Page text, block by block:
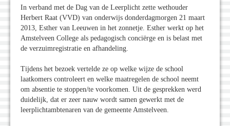
In verband met de Dag van de Leerplicht zette wethouder
Herbert Raat (VVD) van onderwijs donderdagmorgen 21 maart
2013, Esther van Leeuwen in het zonnetje. Esther werkt op het
Amstelveen College als pedagogisch conciërge en is belast met
de verzuimregistratie en afhandeling.
Tijdens het bezoek vertelde ze op welke wijze de school
laatkomers controleert en welke maatregelen de school neemt
om absentie te stoppen/te voorkomen. Uit de gesprekken werd
duidelijk, dat er zeer nauw wordt samen gewerkt met de
leerplichtambtenaren van de gemeente Amstelveen.